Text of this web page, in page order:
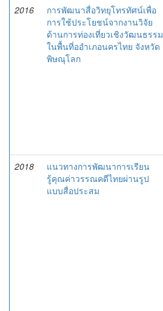
2016
การพัฒนาสื่อวิทยุโทรทัศน์เพื่อ
การใช้ประโยชน์จากงานวิจัย
ด้านการท่องเที่ยวเชิงวัฒนธรรม
ในพื้นที่ออำเภอนครไทย จังหวัด
พิษณุโลก
2018
แนวทางการพัฒนาการเรียน
รู้คุณค่าวรรณคดีไทยผ่านรูป
แบบสื่อประสม